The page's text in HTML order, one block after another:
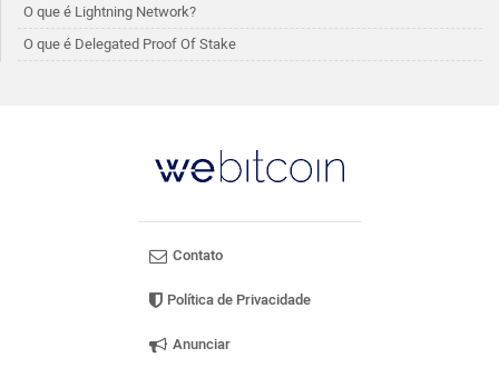
O que é Lightning Network?
O que é Delegated Proof Of Stake
Contato
Política de Privacidade
Anunciar